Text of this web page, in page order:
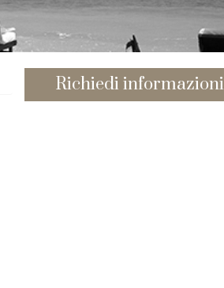
Richiedi informazioni